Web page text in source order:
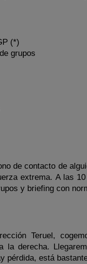
(*)
grupos
de contacto de
extrema. A las
y briefing con
Teruel,
la derecha.
pérdida, está